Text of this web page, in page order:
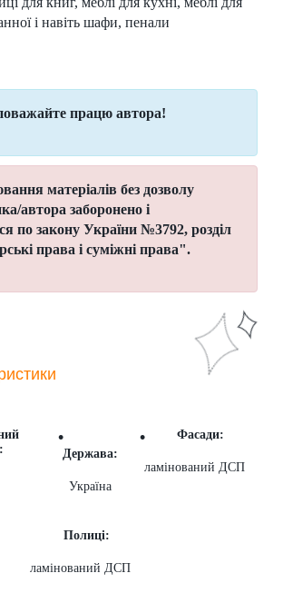
і навіть шафи, пенали
працю автора!
матеріалів без дозволу
автора заборонено і
по закону України №3792, розділ
права і суміжні права".
Держава:
Україна
Фасади:
ламінований ДСП
Полиці:
ламінований ДСП